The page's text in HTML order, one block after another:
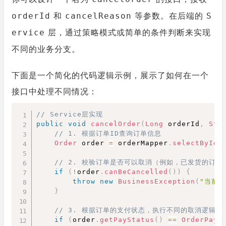
orderId 和 cancelReason 等参数。在后端的 S
ervice 层，通过策略模式或简单的条件判断来实现
不同的业务分支。
下面是一个简化的代码逻辑示例，展示了如何在一个
接口中处理不同情况：
// Service层实现
public
void cancelOrder ( Long orderId ,
// 1. 根据订单ID查询订单信息
Order order = orderMapper . selectById
// 2. 校验订单是否可以取消（例如，已发货的订单
if
( ! order . canBeCancelled ( ) )
{
throw
new BusinessException ( "当前
}
// 3. 根据订单的支付状态，执行不同的取消逻辑
if
( order .getPayStatus ( ) ==